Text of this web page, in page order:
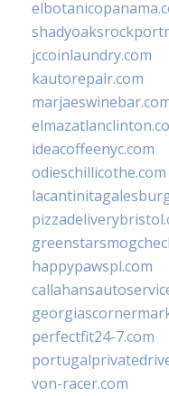
jccoinlaundry.com
kautorepair.com
ideacoffeenyc.com
odieschillicothe.com
happypawspl.com
perfectfit24-7.com
von-racer.com